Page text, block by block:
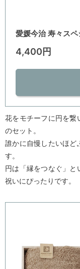
愛媛今治 寿々ス
4,400円
花をモチーフに円を繋
のセット。
誰かに自慢したいほど
す。
円は「縁をつなぐ」
祝いにぴったりです。